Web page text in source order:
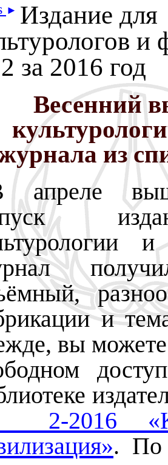
► Издание для
и
за 2016 год
Весенний
из
апреле
и
вы можете
2016
. По